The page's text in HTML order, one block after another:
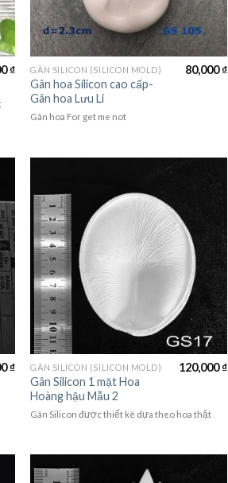
₫ GÂN SILICON (SILICON MOLD)
Gân hoa Silicon cao cấp-
Gân hoa Lưu Li
80,000₫
Gân hoa For get me not
₫ GÂN SILICON (SILICON MOLD)
Gân Silicon 1 mặt Hoa
Hoàng hậu Mẫu 2
120,000₫
Gân Silicon được thiết kê dựa theo hoa thật